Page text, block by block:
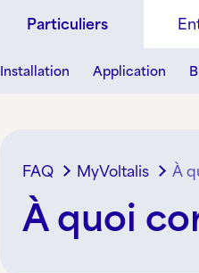
Particuliers
Installation Application
FAQ MyVoltalis À
À quoi